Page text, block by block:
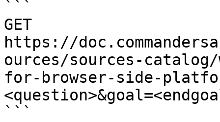
```
GET
https://
ources/sources-
for-browser-side-
```